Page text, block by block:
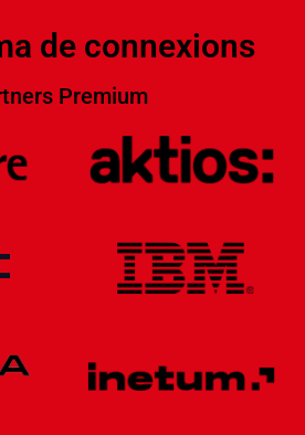
de connexions
Premium